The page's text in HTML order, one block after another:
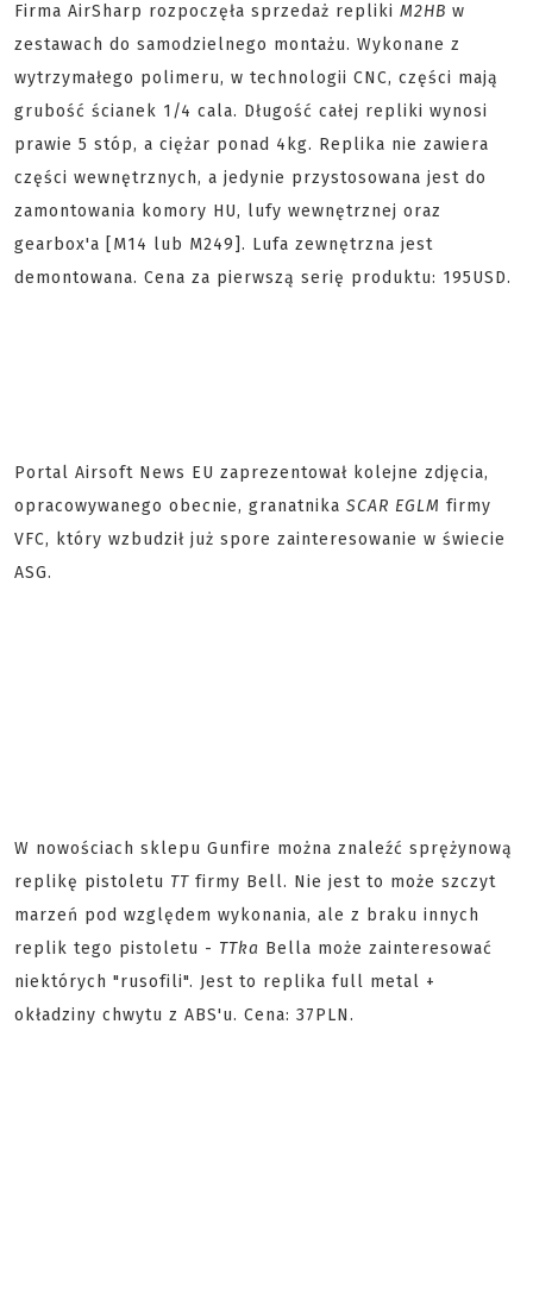
Firma AirSharp rozpoczęła sprzedaż repliki M2HB w
zestawach do samodzielnego montażu. Wykonane z
wytrzymałego polimeru, w technologii CNC, części mają
grubość ścianek 1/4 cala. Długość całej repliki wynosi
prawie 5 stóp, a ciężar ponad 4kg. Replika nie zawiera
części wewnętrznych, a jedynie przystosowana jest do
zamontowania komory HU, lufy wewnętrznej oraz
gearbox'a [M14 lub M249]. Lufa zewnętrzna jest
demontowana. Cena za pierwszą serię produktu: 195USD.
Portal Airsoft News EU zaprezentował kolejne zdjęcia,
opracowywanego obecnie, granatnika SCAR EGLM firmy
VFC, który wzbudził już spore zainteresowanie w świecie
ASG.
W nowościach sklepu Gunfire można znaleźć sprężynową
replikę pistoletu TT firmy Bell. Nie jest to może szczyt
marzeń pod względem wykonania, ale z braku innych
replik tego pistoletu - TTka Bella może zainteresować
niektórych "rusofili". Jest to replika full metal +
okładziny chwytu z ABS'u. Cena: 37PLN.